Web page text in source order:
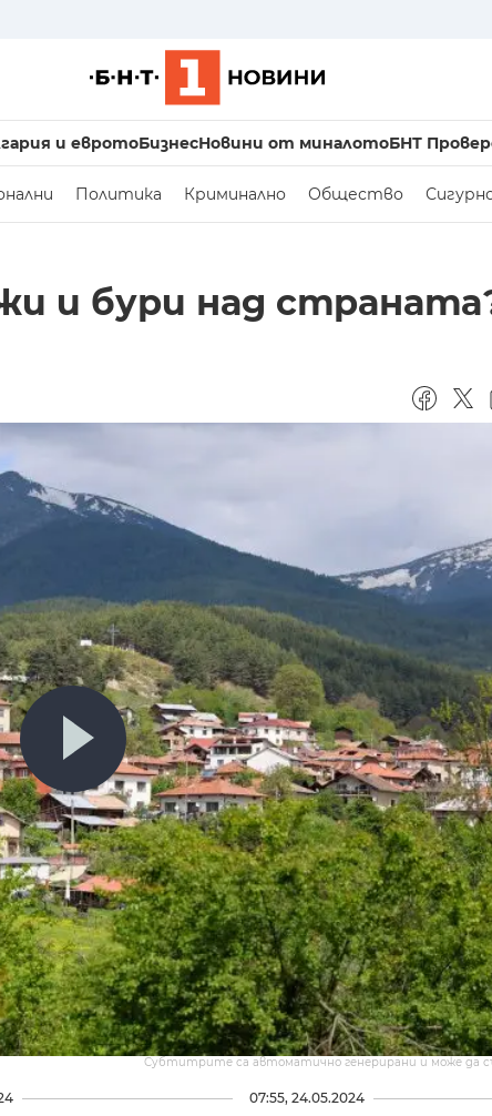
и евротоБизнесНовини от миналотоБНТ
Политика Криминално Общество
и бури над
Субтитрите са автоматично генерирани и може да
07:55, 24.05.2024